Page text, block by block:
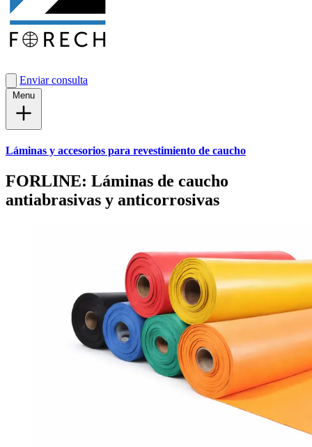
Enviar consulta
Láminas y accesorios para revestimiento de caucho
FORLINE: Láminas de caucho
antiabrasivas y anticorrosivas